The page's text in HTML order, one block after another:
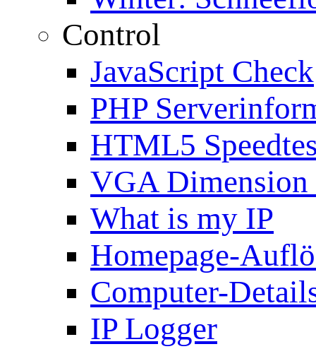
Control
JavaScript Check
PHP
HTML5
VGA Dimension
What is my IP
Homepage-
Computer-
IP Logger